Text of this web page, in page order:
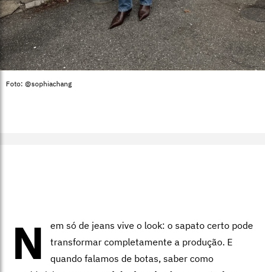
Foto: @sophiachang
N
em só de jeans vive o look: o sapato certo pode
transformar completamente a produção. E
quando falamos de botas, saber como